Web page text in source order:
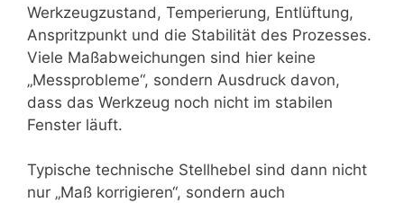
Werkzeugzustand, Temperierung, Entlüftung,
Anspritzpunkt und die Stabilität des Prozesses.
Viele Maßabweichungen sind hier keine
„Messprobleme“, sondern Ausdruck davon,
dass das Werkzeug noch nicht im stabilen
Fenster läuft.
Typische technische Stellhebel sind dann nicht
nur „Maß korrigieren“, sondern auch